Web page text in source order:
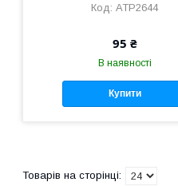
АТР2644
95 ₴
В наявності
Купити